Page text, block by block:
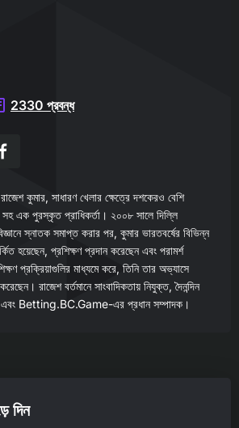
2330 প্রবন্ধ
কুমার, সাধারণ খেলার ক্ষেত্রে দশকেরও বেশি
সহ এক পুরস্কৃত প্রাধিকর্তা। ২০০৮ সালে দিল্লি
স্নাতক সমাপ্ত করার পর, কুমার ভারতবর্ষের বিভিন্ন
হয়েছেন, প্রশিক্ষণ প্রদান করেছেন এবং পরামর্শ
প্রক্রিয়াগুলির মাধ্যমে করে, তিনি তার অভ্যাসে
রাজেশ বর্তমানে সাংবাদিকতায় নিযুক্ত, দৈনন্দিন
এবং Betting.BC.Game-এর প্রধান সম্পাদক।
দিন